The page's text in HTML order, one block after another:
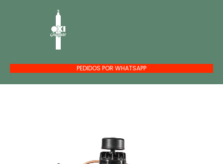
PEDIDOS POR WHATSAPP